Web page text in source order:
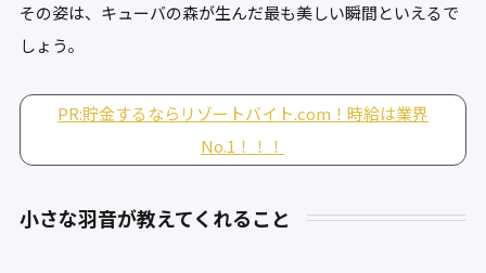
その姿は、キューバの森が生んだ最も美しい瞬間といえるで
しょう。
PR:貯金するならリゾートバイト.com！時給は業界
No.1！！！
小さな羽音が教えてくれること